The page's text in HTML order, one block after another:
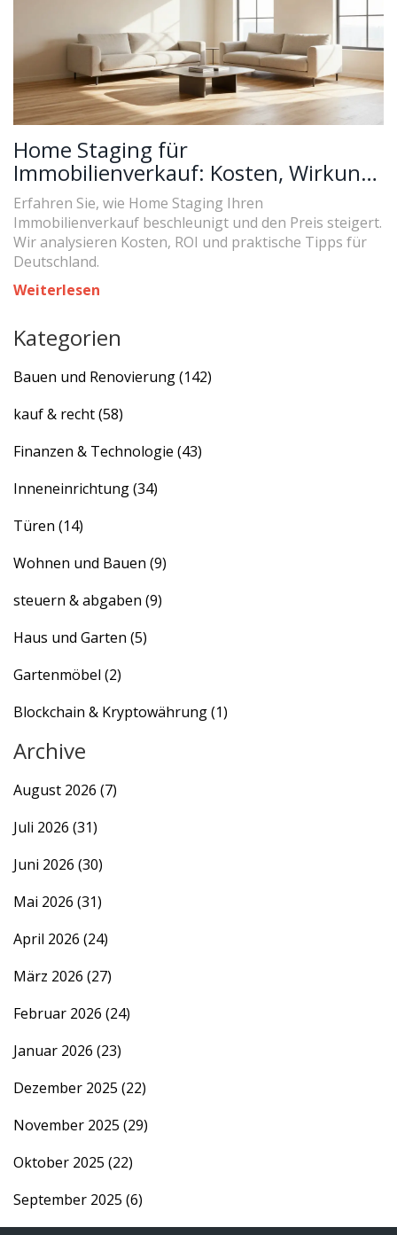
Home Staging für
Immobilienverkauf: Kosten, Wirkung
und ROI im Detail
Erfahren Sie, wie Home Staging Ihren
Immobilienverkauf beschleunigt und den Preis steigert.
Wir analysieren Kosten, ROI und praktische Tipps für
Deutschland.
Weiterlesen
Kategorien
Bauen und Renovierung(142)
kauf & recht(58)
Finanzen & Technologie (43)
Inneneinrichtung(34)
Türen (14)
Wohnen und Bauen (9)
steuern & abgaben (9)
Haus und Garten (5)
Gartenmöbel (2)
Blockchain & Kryptowährung(1)
Archive
August 2026 (7)
Juli 2026 (31)
Juni 2026 (30)
Mai 2026 (31)
April 2026 (24)
März 2026 (27)
Februar 2026 (24)
Januar 2026 (23)
Dezember 2025 (22)
November 2025 (29)
Oktober 2025 (22)
September 2025 (6)